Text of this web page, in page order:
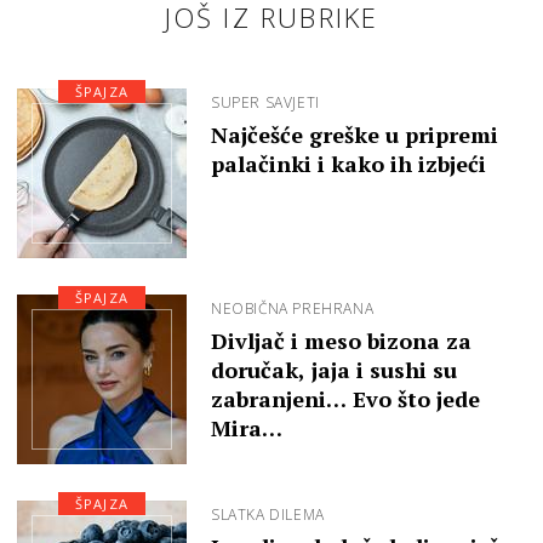
JOŠ IZ RUBRIKE
SUPER SAVJETI
Najčešće greške u pripremi
palačinki i kako ih izbjeći
ŠPAJZA
NEOBIČNA PREHRANA
Divljač i meso bizona za
doručak, jaja i sushi su
zabranjeni… Evo što jede
Mira…
ŠPAJZA
SLATKA DILEMA
ŠPAJZA